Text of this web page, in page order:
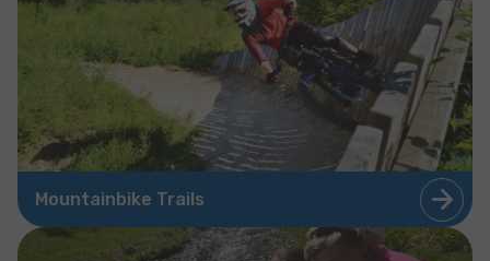
Mountainbike Trails